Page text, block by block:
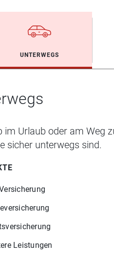
UNTERWEGS
im Urlaub oder am Weg
sicher unterwegs sind.
Leistungen